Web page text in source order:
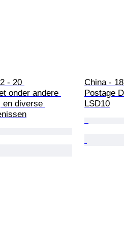
- 20
onder andere
en diverse
China -
Postage
LSD10